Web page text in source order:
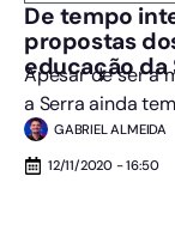
De tempo
propostas
educação da
Apesar de ser a
a Serra ainda
GABRIEL ALMEIDA
12/11/2020 - 16:50